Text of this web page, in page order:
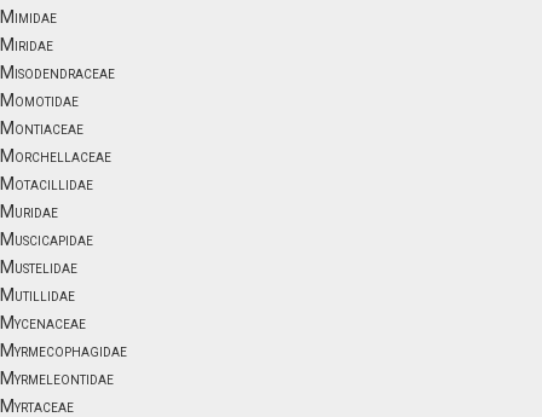
Mimidae
Miridae
Misodendraceae
Momotidae
Montiaceae
Morchellaceae
Motacillidae
Muridae
Muscicapidae
Mustelidae
Mutillidae
Mycenaceae
Myrmecophagidae
Myrmeleontidae
Myrtaceae